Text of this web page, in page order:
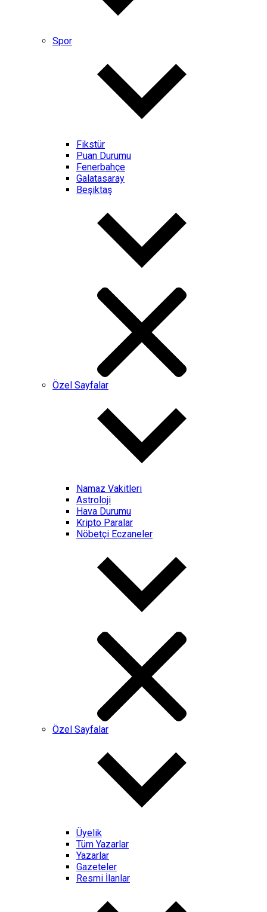
Spor
Fikstür
Puan Durumu
Fenerbahçe
Galatasaray
Beşiktaş
Özel Sayfalar
Namaz Vakitleri
Astroloji
Hava Durumu
Kripto Paralar
Nöbetçi Eczaneler
Özel Sayfalar
Üyelik
Tüm Yazarlar
Yazarlar
Gazeteler
Resmi İlanlar